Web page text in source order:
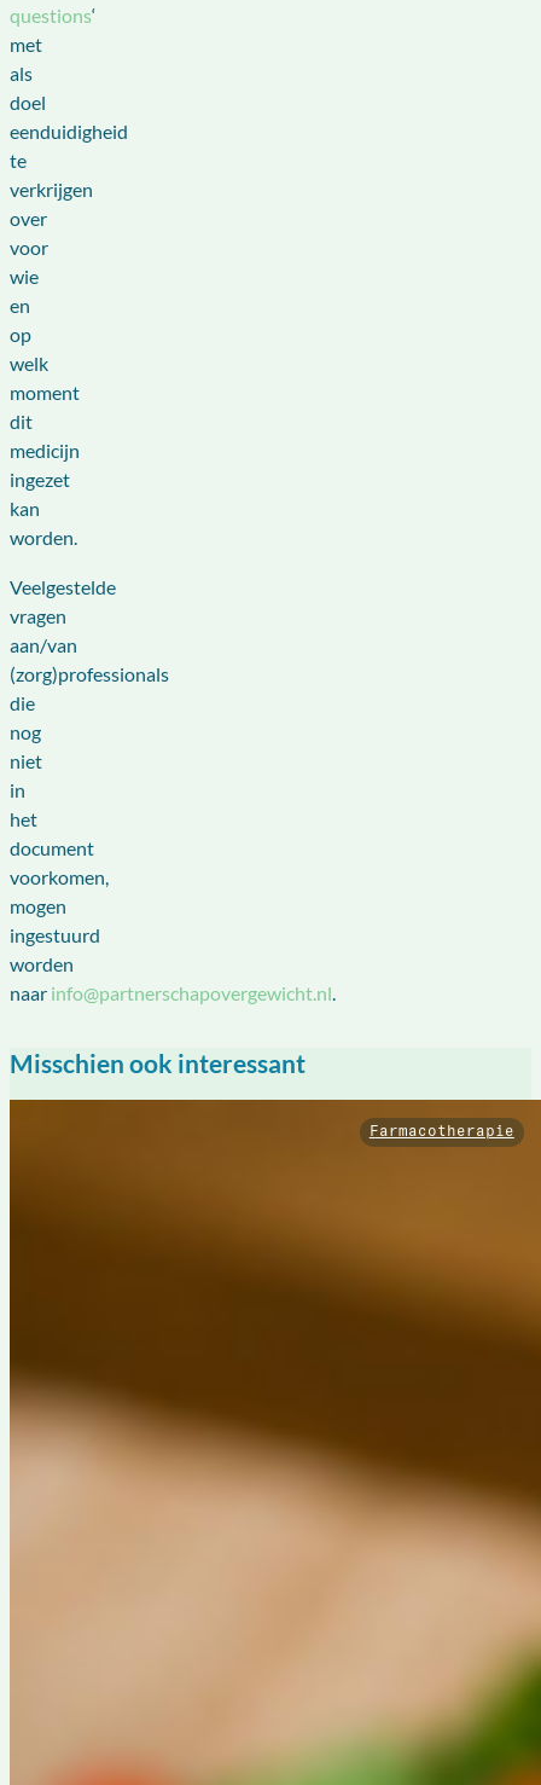
questions‘
met
als
doel
eenduidigheid
te
verkrijgen
over
voor
wie
en
op
welk
moment
dit
medicijn
ingezet
kan
worden.
Veelgestelde
vragen
aan/van
(zorg)professionals
die
nog
niet
in
het
document
voorkomen,
mogen
ingestuurd
worden
naar info@partnerschapovergewicht.nl
Misschien ook interessant
Farmacotherapie